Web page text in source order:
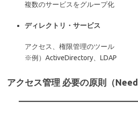
複数のサービスをグループ化
ディレクトリ・サービス
アクセス、権限管理のツール
※例）ActiveDirectory、LDAP
アクセス管理 必要の原則（Need